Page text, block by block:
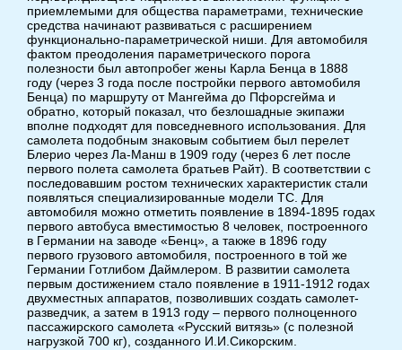
приемлемыми для общества параметрами, технические
средства начинают развиваться с расширением
функционально-параметрической ниши. Для автомобиля
фактом преодоления параметрического порога
полезности был автопробег жены Карла Бенца в 1888
году (через 3 года после постройки первого автомобиля
Бенца) по маршруту от Мангейма до Пфорсгейма и
обратно, который показал, что безлошадные экипажи
вполне подходят для повседневного использования. Для
самолета подобным знаковым событием был перелет
Блерио через Ла-Манш в 1909 году (через 6 лет после
первого полета самолета братьев Райт). В соответствии с
последовавшим ростом технических характеристик стали
появляться специализированные модели ТС. Для
автомобиля можно отметить появление в 1894-1895 годах
первого автобуса вместимостью 8 человек, построенного
в Германии на заводе «Бенц», а также в 1896 году
первого грузового автомобиля, построенного в той же
Германии Готлибом Даймлером. В развитии самолета
первым достижением стало появление в 1911-1912 годах
двухместных аппаратов, позволивших создать самолет-
разведчик, а затем в 1913 году – первого полноценного
пассажирского самолета «Русский витязь» (с полезной
нагрузкой 700 кг), созданного И.И.Сикорским.